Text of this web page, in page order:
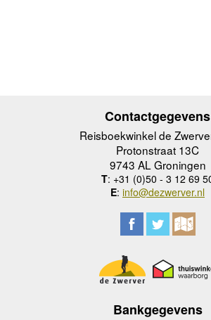
Contactgegevens
Reisboekwinkel de
Protonstraat 13C
9743 AL Groningen
T: +31 (0)50 - 3 12 69
E: info@dezwerver.nl
Bankgegevens